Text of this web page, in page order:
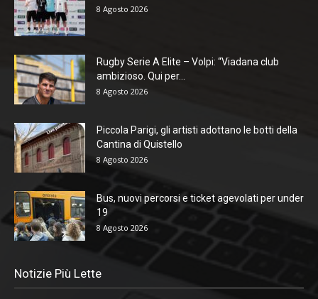
8 Agosto 2026
Rugby Serie A Elite – Volpi: “Viadana club
ambizioso. Qui per...
8 Agosto 2026
Piccola Parigi, gli artisti adottano le botti della
Cantina di Quistello
8 Agosto 2026
Bus, nuovi percorsi e ticket agevolati per under
19
8 Agosto 2026
Notizie Più Lette